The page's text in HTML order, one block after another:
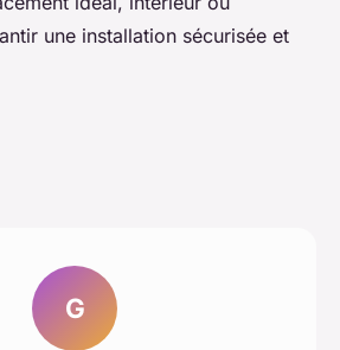
une installation sécurisée et
G